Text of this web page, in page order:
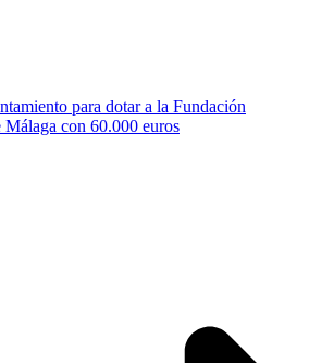
para dotar a la Fundación
con 60.000 euros